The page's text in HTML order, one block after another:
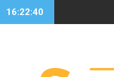
16:22:40